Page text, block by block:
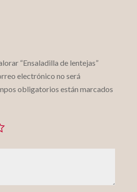
“Ensaladilla de lentejas”
electrónico no será
obligatorios están marcados